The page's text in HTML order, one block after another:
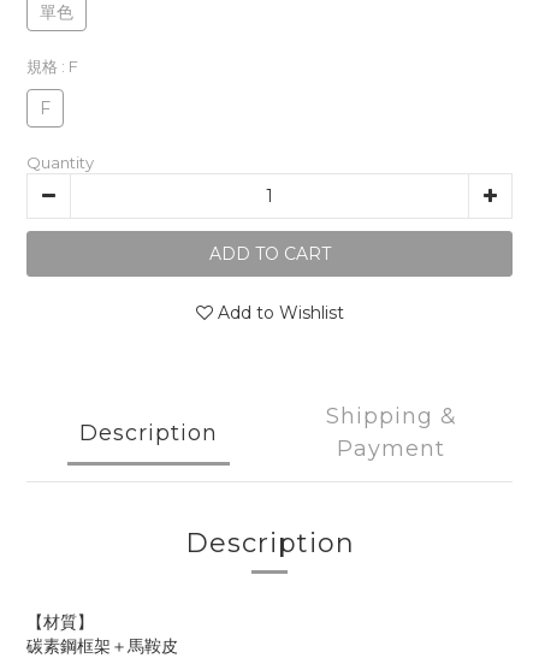
單色
規格 : F
F
Quantity
ADD TO CART
Add to Wishlist
Description
Shipping &
Payment
Description
【材質】
碳素鋼框架＋馬鞍皮